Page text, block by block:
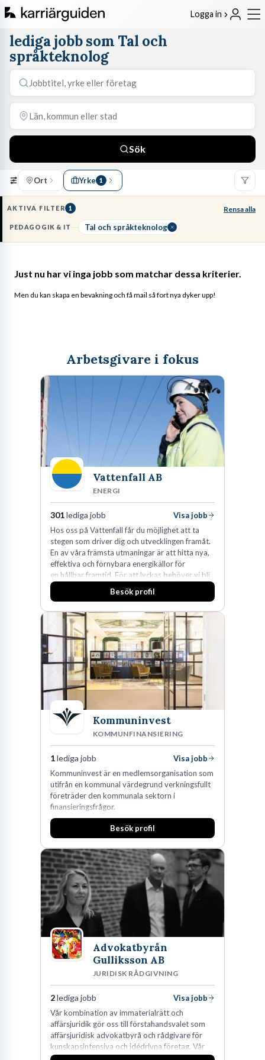
Logga in
lediga jobb som Tal och
språkteknolog
Sök
Ort Yrke 1
AKTIVA FILTER 1 Rensa alla
PEDAGOGIK & IT Tal och språkteknolog
Just nu har vi inga jobb som matchar dessa kriterier.
Men du kan skapa en bevakning och få mail så fort nya dyker upp!
Arbetsgivare i fokus
Vattenfall AB
ENERGI
301lediga jobb
Visa jobb
Hos oss på Vattenfall får du möjlighet att ta
stegen som driver dig och utvecklingen framåt.
En av våra främsta utmaningar är att hitta nya,
effektiva och förnybara energikällor för
en hållbar framtid. För att lyckas behöver vi bli
fler medarbetare som vill göra skillnad.
Besök profil
Kommuninvest
KOMMUNFINANSIERING
1lediga jobb
Visa jobb
Kommuninvest är en medlemsorganisation som
utifrån en kommunal värdegrund verkningsfullt
företräder den kommunala sektorn i
finansieringsfrågor.
Besök profil
Advokatbyrån
Gulliksson AB
JURIDISK RÅDGIVNING
2lediga jobb
Visa jobb
Vår kombination av immaterialrätt och
affärsjuridik gör oss till förstahandsvalet som
affärsjuridisk advokatbyrå och rådgivare för
kunskapsintensiva och idédrivna företag. Vår
expertis inom IP-tillgångar har gett oss en